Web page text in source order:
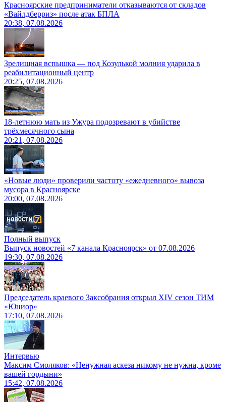
Красноярские предприниматели отказываются от складов
«Вайлдберриз» после атак БПЛА
20:38, 07.08.2026
Зрелищная вспышка — под Козулькой молния ударила в
реабилитационный центр
20:25, 07.08.2026
18-летнюю мать из Ужура подозревают в убийстве
трёхмесячного сына
20:21, 07.08.2026
«Новые люди» проверили частоту «ежедневного» вывоза
мусора в Красноярске
20:00, 07.08.2026
Полный выпуск
Выпуск новостей «7 канала Красноярск» от 07.08.2026
19:30, 07.08.2026
Председатель краевого Заксобрания открыл XIV сезон ТИМ
«Юниор»
17:10, 07.08.2026
Интервью
Максим Смоляков: «Ненужная аскеза никому не нужна, кроме
вашей гордыни»
15:42, 07.08.2026